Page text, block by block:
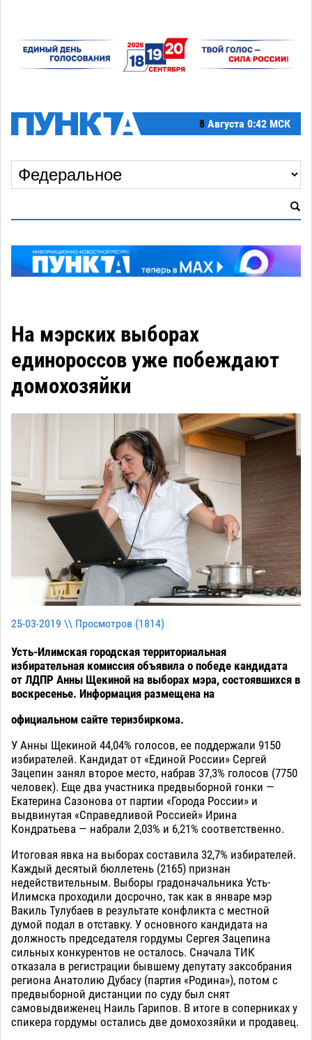
8 Августа 0:42 МСК
На мэрских выборах
единороссов уже побеждают
домохозяйки
25-03-2019 \\ Просмотров (1814)
Усть-Илимская городская территориальная
избирательная комиссия объявила о победе кандидата
от ЛДПР Анны Щекиной на выборах мэра, состоявшихся в
воскресенье. Информация размещена на
официальном сайте теризбиркома.
У Анны Щекиной 44,04% голосов, ее поддержали 9150
избирателей. Кандидат от «Единой России» Сергей
Зацепин занял второе место, набрав 37,3% голосов (7750
человек). Еще два участника предвыборной гонки —
Екатерина Сазонова от партии «Города России» и
выдвинутая «Справедливой Россией» Ирина
Кондратьева — набрали 2,03% и 6,21% соответственно.
Итоговая явка на выборах составила 32,7% избирателей.
Каждый десятый бюллетень (2165) признан
недействительным. Выборы градоначальника Усть-
Илимска проходили досрочно, так как в январе мэр
Вакиль Тулубаев в результате конфликта с местной
думой подал в отставку. У основного кандидата на
должность председателя гордумы Сергея Зацепина
сильных конкурентов не осталось. Сначала ТИК
отказала в регистрации бывшему депутату заксобрания
региона Анатолию Дубасу (партия «Родина»), потом с
предвыборной дистанции по суду был снят
самовыдвиженец Наиль Гарипов. В итоге в соперниках у
спикера гордумы остались две домохозяйки и продавец.